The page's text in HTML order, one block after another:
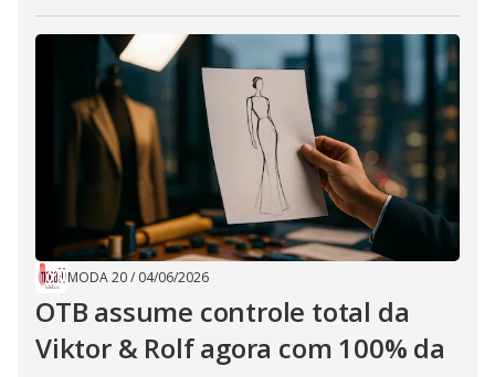
MODA 20/ 04/06/2026
OTB assume controle total da
Viktor & Rolf agora com 100% da